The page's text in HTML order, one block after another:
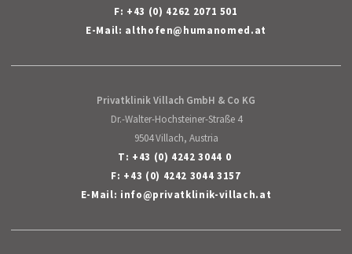
F: +43 (0) 4262 2071 501
E-Mail: althofen@humanomed.at
Privatklinik Villach GmbH & Co KG
Dr.-Walter-Hochsteiner-Straße 4
9504 Villach, Austria
T: +43 (0) 4242 3044 0
F: +43 (0) 4242 3044 3157
E-Mail: info@privatklinik-villach.at